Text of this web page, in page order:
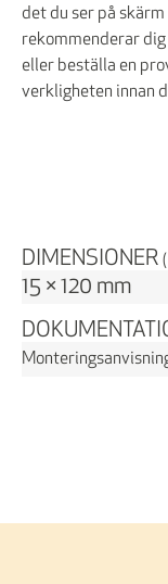
det du ser på
rekommenderar
eller beställa en
verkligheten innan
DIMENSIONER
15 × 120 mm